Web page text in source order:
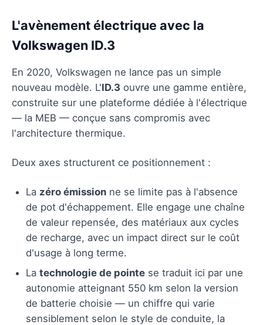
L'avènement électrique avec la
Volkswagen ID.3
En 2020, Volkswagen ne lance pas un simple
nouveau modèle. L'ID.3 ouvre une gamme entière,
construite sur une plateforme dédiée à l'électrique
— la MEB — conçue sans compromis avec
l'architecture thermique.
Deux axes structurent ce positionnement :
La zéro émission ne se limite pas à l'absence
de pot d'échappement. Elle engage une chaîne
de valeur repensée, des matériaux aux cycles
de recharge, avec un impact direct sur le coût
d'usage à long terme.
La technologie de pointe se traduit ici par une
autonomie atteignant 550 km selon la version
de batterie choisie — un chiffre qui varie
sensiblement selon le style de conduite, la